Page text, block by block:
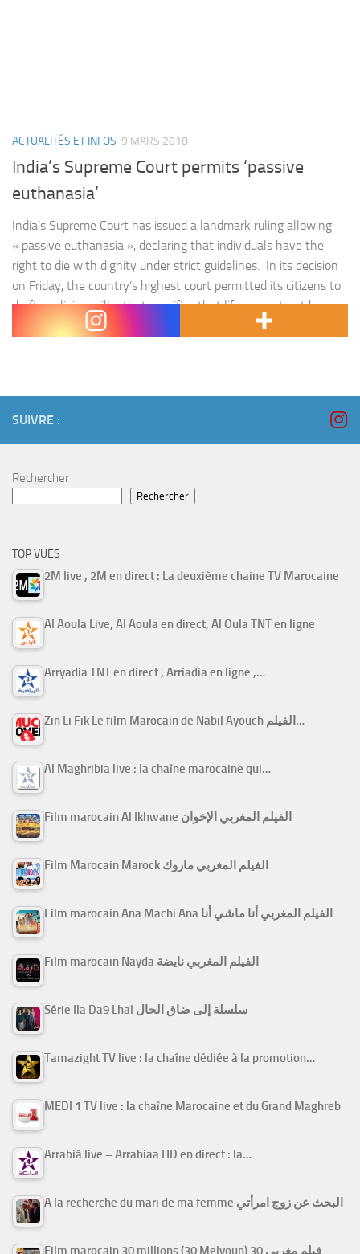
ACTUALITÉS ET INFOS 9 MARS 2018
India’s Supreme Court permits ‘passive
euthanasia’
India’s Supreme Court has issued a landmark ruling allowing
« passive euthanasia », declaring that individuals have the
right to die with dignity under strict guidelines. In its decision
on Friday, the country’s highest court permitted its citizens to
draft a « living will » that specifies that life support not be
given in the case of coma. Passive…
SUIVRE :
Rechercher
Rechercher
TOP VUES
2M live , 2M en direct : La deuxième chaine TV Marocaine
Al Aoula Live, Al Aoula en direct, Al Oula TNT en ligne
Arryadia TNT en direct , Arriadia en ligne ,…
Zin Li Fik Le film Marocain de Nabil Ayouch الفيلم…
Al Maghribia live : la chaîne marocaine qui…
Film marocain Al Ikhwane الفيلم المغربي الإخوان
Film Marocain Marock الفيلم المغربي ماروك
Film marocain Ana Machi Ana الفيلم المغربي أنا ماشي أنا
Film marocain Nayda الفيلم المغربي نايضة
Série Ila Da9 Lhal سلسلة إلى ضاق الحال
Tamazight TV live : la chaîne dédiée à la promotion…
MEDI 1 TV live : la chaîne Marocaine et du Grand Maghreb
Arrabiâ live – Arrabiaa HD en direct : la…
A la recherche du mari de ma femme البحث عن زوج امرأتي
Film marocain 30 millions (30 Melyoun) فيلم مغربي 30